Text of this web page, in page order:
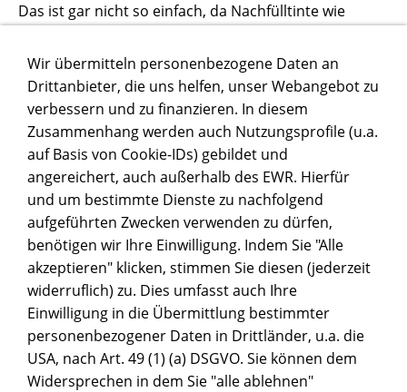
Das ist gar nicht so einfach, da Nachfülltinte wie
Wir übermitteln personenbezogene Daten an
Drittanbieter, die uns helfen, unser Webangebot zu
verbessern und zu finanzieren. In diesem
Zusammenhang werden auch Nutzungsprofile (u.a.
auf Basis von Cookie-IDs) gebildet und
angereichert, auch außerhalb des EWR. Hierfür
und um bestimmte Dienste zu nachfolgend
aufgeführten Zwecken verwenden zu dürfen,
benötigen wir Ihre Einwilligung. Indem Sie "Alle
akzeptieren" klicken, stimmen Sie diesen (jederzeit
widerruflich) zu. Dies umfasst auch Ihre
Einwilligung in die Übermittlung bestimmter
personenbezogener Daten in Drittländer, u.a. die
USA, nach Art. 49 (1) (a) DSGVO. Sie können dem
Widersprechen in dem Sie "alle ablehnen"